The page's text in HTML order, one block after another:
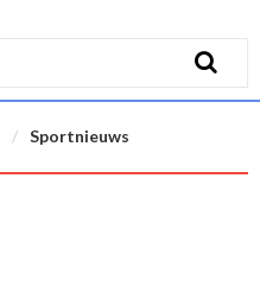
/ Sportnieuws